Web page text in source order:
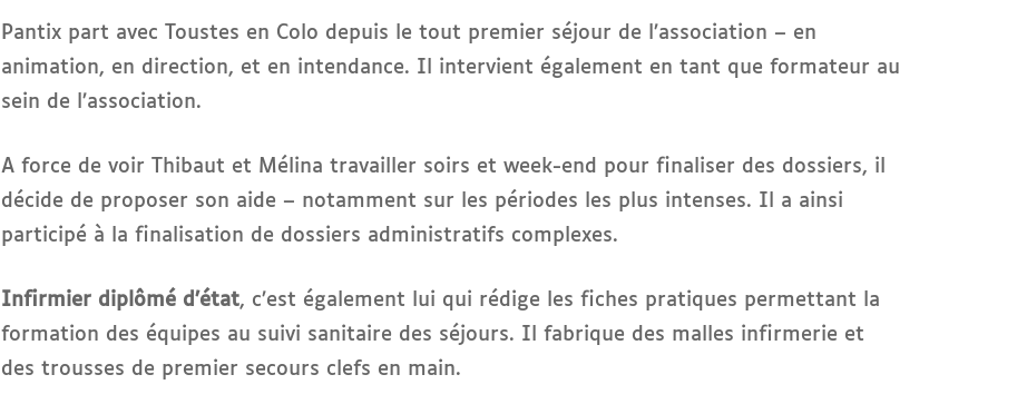
Pantix part avec Toustes en Colo depuis le tout premier séjour de l’association – en
animation, en direction, et en intendance. Il intervient également en tant que formateur au
sein de l’association.
A force de voir Thibaut et Mélina travailler soirs et week-end pour finaliser des dossiers, il
décide de proposer son aide – notamment sur les périodes les plus intenses. Il a ainsi
participé à la finalisation de dossiers administratifs complexes.
Infirmier diplômé d’état, c’est également lui qui rédige les fiches pratiques permettant la
formation des équipes au suivi sanitaire des séjours. Il fabrique des malles infirmerie et
des trousses de premier secours clefs en main.